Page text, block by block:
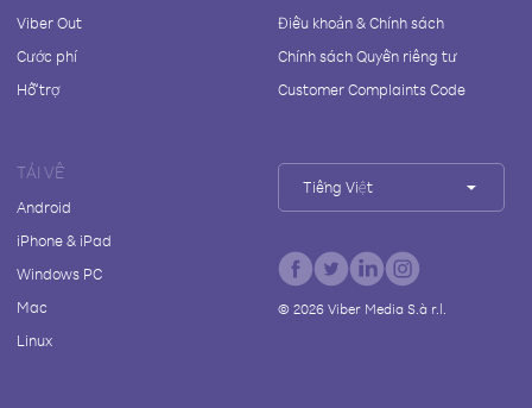
Viber Out
Cước phí
Hỗ trợ
Điều khoản & Chính sách
Chính sách Quyền riêng tư
Customer Complaints Code
TẢI VỀ
Android
iPhone & iPad
Windows PC
Mac
Linux
Tiếng Việt
© 2026Viber Media S.à r.l.